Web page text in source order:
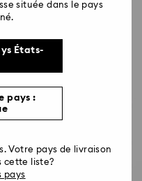
située dans le pays
États-
pays :
Votre pays de livraison
cette liste?
pays